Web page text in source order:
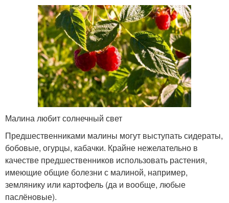
Малина любит солнечный свет
Предшественниками малины могут выступать сидераты,
бобовые, огурцы, кабачки. Крайне нежелательно в
качестве предшественников использовать растения,
имеющие общие болезни с малиной, например,
землянику или картофель (да и вообще, любые
паслёновые).